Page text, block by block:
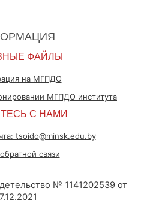
ФАЙЛЫ
на МГПДО
МГПДО института
С НАМИ
tsoido@minsk.edu.by
связи
№ 1141202539 от